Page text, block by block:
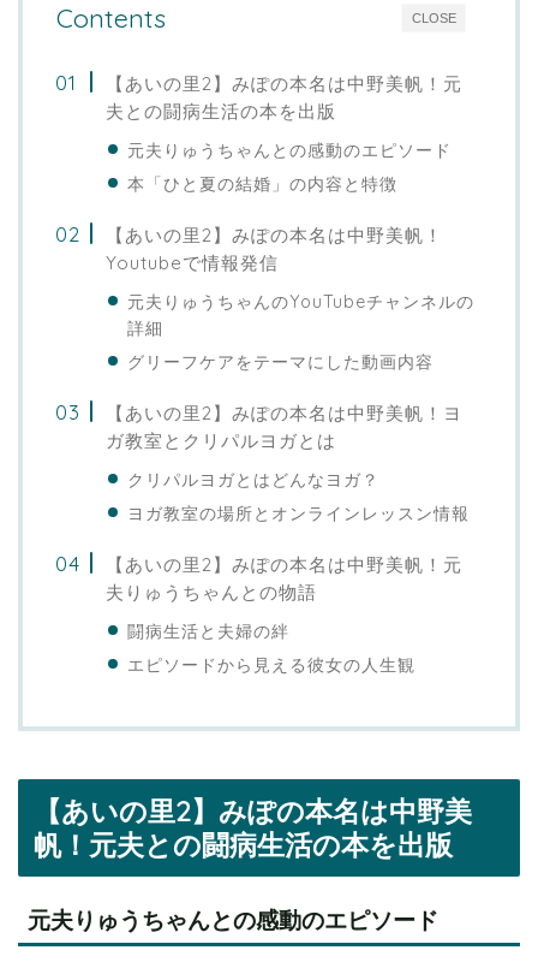
CLOSE
Contents
【あいの里2】みぽの本名は中野美帆！元
夫との闘病生活の本を出版
元夫りゅうちゃんとの感動のエピソード
本「ひと夏の結婚」の内容と特徴
【あいの里2】みぽの本名は中野美帆！
Youtubeで情報発信
元夫りゅうちゃんのYouTubeチャンネルの
詳細
グリーフケアをテーマにした動画内容
【あいの里2】みぽの本名は中野美帆！ヨ
ガ教室とクリパルヨガとは
クリパルヨガとはどんなヨガ？
ヨガ教室の場所とオンラインレッスン情報
【あいの里2】みぽの本名は中野美帆！元
夫りゅうちゃんとの物語
闘病生活と夫婦の絆
エピソードから見える彼女の人生観
【あいの里2】みぽの本名は中野美
帆！元夫との闘病生活の本を出版
元夫りゅうちゃんとの感動のエピソード